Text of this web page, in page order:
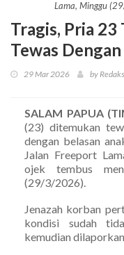
Lama, Minggu
Tragis, Pria
Tewas
29 Mar 2026 by
SALAM PAPUA
(23) ditemukan
dengan belasan
Jalan Freeport
ojek tembus
(29/3/2026).
Jenazah korban
kondisi sudah
kemudian